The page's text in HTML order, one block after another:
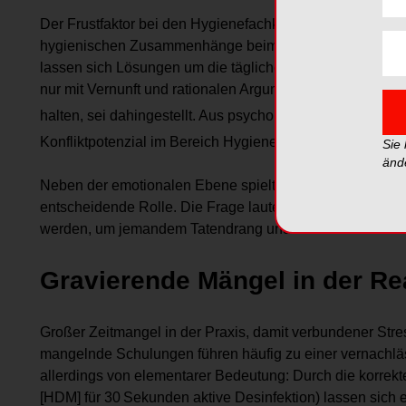
Der Frustfaktor bei den Hygienefachkräften kann
hygienischen Zusammenhänge beim Personal fehlt
lassen sich Lösungen um die tägliche Hygienearbeit als
nur mit Vernunft und rationalen Argumenten davon
halten, sei dahingestellt. Aus psychologischer Sicht
Konfliktpotenzial im Bereich Hygiene und
Neben der emotionalen Ebene spielt auch die
entscheidende Rolle. Die Frage lautet deshalb: Wie
werden, um jemandem Tatendrang und Humor zu
Gravierende Mängel in der
Großer Zeitmangel in der Praxis, damit verbundener
mangelnde Schulungen führen häufig zu einer
allerdings von elementarer Bedeutung: Durch die
[HDM] für 30 Sekunden aktive Desinfektion) lassen
Sie